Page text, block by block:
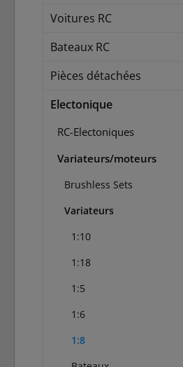
Voitures RC
Bateaux RC
Pièces détachées
Electonique
RC-Electoniques
Variateurs/moteurs
Brushless Sets
Variateurs
1:10
1:18
1:5
1:6
1:8